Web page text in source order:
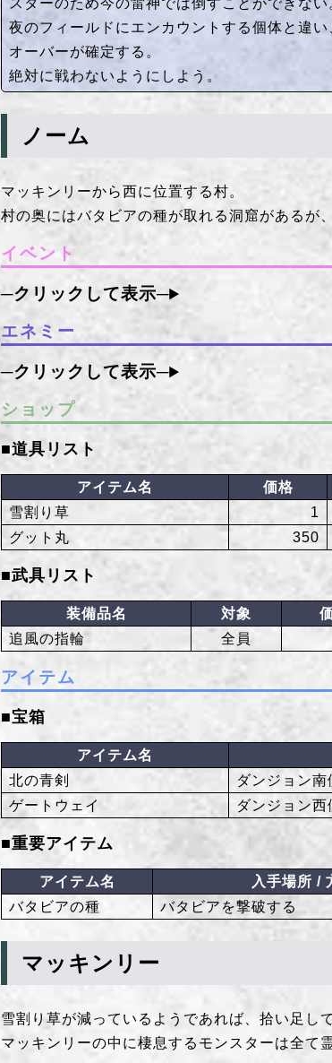
スターのため今の雷神では倒すことができない
夜のフィールドにエンカウントする個体と違
オーバーが確定する。
絶対に戦わないようにしよう。
ノーム
マッキンリーから西に位置する村。
村の奥にはバタビアの種が取れる洞窟があるが
イベント
エネミー
ショップ
■道具リスト
アイテム名 価格
雪割り草
1
グット丸
350
■武具リスト
装備品名 対象
追風の指輪
全員
アイテム
■宝箱
アイテム名
北の青剣
ダンジョン南
ゲートウェイ
ダンジョン西
■重要アイテム
アイテム名 入手場所 /
バタビアの種
バタビアを撃破する
マッキンリー
雪割り草が減っているようであれば、拾い足し
マッキンリーの中に棲息するモンスターは全て